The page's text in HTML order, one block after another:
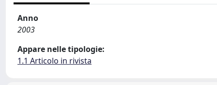
Anno
2003
Appare nelle tipologie:
1.1 Articolo in rivista